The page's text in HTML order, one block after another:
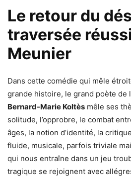
Le retour du
traversée
Meunier
Dans cette comédie qui mêle
grande histoire, le grand poète de
Bernard-Marie Koltès mêle ses
solitude, l’opprobre, le combat
âges, la notion d’identité, la
fluide, musicale, parfois triviale
qui nous entraîne dans un jeu
tragique se rejoignent avec